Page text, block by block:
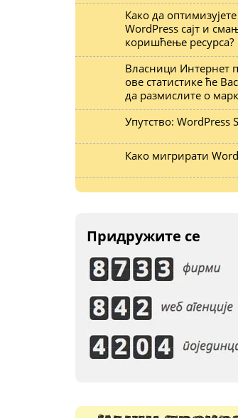
Како да оптимизујете
WordPress сајт и
коришћење ресурса?
Власници Интернет
ове статистике ће
да размислите о
Упутство: WordPress
Како мигрирати
Придружите се